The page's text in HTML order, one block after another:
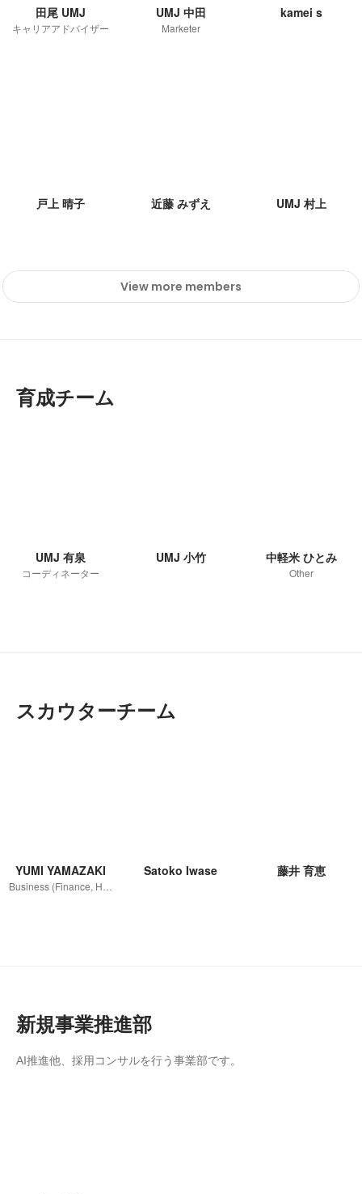
田尾 UMJ
キャリアアドバイザー
UMJ 中田
Marketer
kamei s
戸上 晴子 近藤 みずえ UMJ 村上
View more members
育成チーム
UMJ 有泉
コーディネーター
UMJ 小竹 中軽米 ひとみ
Other
スカウターチーム
YUMI YAMAZAKI Satoko Iwase 藤井 育恵
新規事業推進部
AI推進他、採用コンサルを行う事業部です。